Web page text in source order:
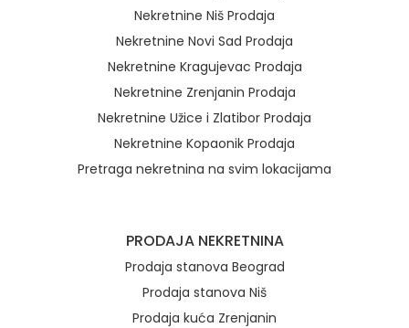
Nekretnine Niš Prodaja
Nekretnine Novi Sad Prodaja
Nekretnine Kragujevac Prodaja
Nekretnine Zrenjanin Prodaja
Nekretnine Užice i Zlatibor Prodaja
Nekretnine Kopaonik Prodaja
Pretraga nekretnina na svim lokacijama
PRODAJA NEKRETNINA
Prodaja stanova Beograd
Prodaja stanova Niš
Prodaja kuća Zrenjanin